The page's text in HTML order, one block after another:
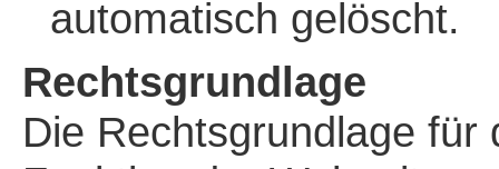
automatisch gelöscht.
Rechtsgrundlage
Die Rechtsgrundlage